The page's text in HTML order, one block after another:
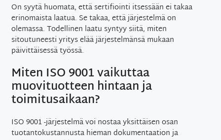
On syytä huomata, että sertifiointi itsessään ei takaa
erinomaista laatua. Se takaa, että järjestelmä on
olemassa. Todellinen laatu syntyy siitä, miten
sitoutuneesti yritys elää järjestelmänsä mukaan
päivittäisessä työssä.
Miten ISO 9001 vaikuttaa
muovituotteen hintaan ja
toimitusaikaan?
ISO 9001 -järjestelmä voi nostaa yksittäisen osan
tuotantokustannusta hieman dokumentaation ja